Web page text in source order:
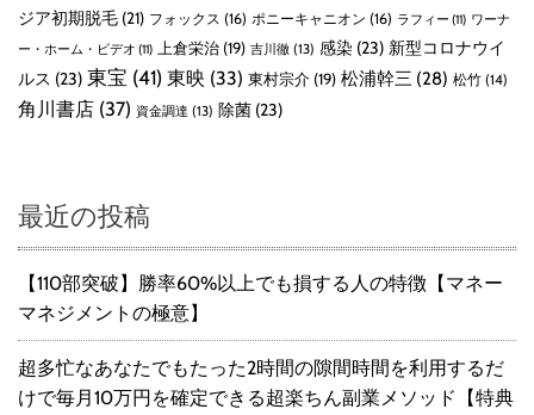
ジア初期脱毛 (21) フォックス (16) ポニーキャニオン (16) ラフィー (11) ワーナ
ー・ホーム・ビデオ (11) 上倉栄治 (19) 吉川徹 (13) 感染 (23) 新型コロナウイ
ルス (23) 東宝 (41) 東映 (33) 東村宗介 (19) 松浦幹三 (28) 松竹 (14)
角川書店 (37) 資金調達 (13) 除菌 (23)
最近の投稿
【110部突破】勝率60%以上でも損する人の特徴【マネー
マネジメントの極意】
超多忙なあなたでもたった2時間の隙間時間を利用するだ
けで毎月10万円を確定できる超楽ちん副業メソッド【特典